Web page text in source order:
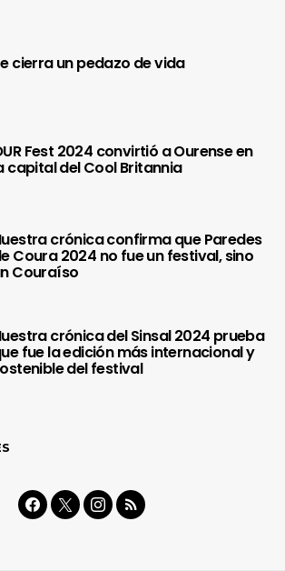
cierra un pedazo de vida
Fest 2024 convirtió a Ourense en
capital del Cool Britannia
crónica confirma que Paredes
Coura 2024 no fue un festival, sino
Couraíso
crónica del Sinsal 2024 prueba
fue la edición más internacional y
del festival